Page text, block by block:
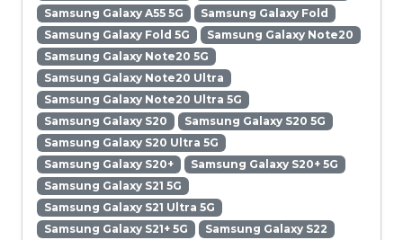
Samsung Galaxy A55 5G
Samsung Galaxy Fold
Samsung Galaxy Fold 5G
Samsung Galaxy Note20
Samsung Galaxy Note20 5G
Samsung Galaxy Note20 Ultra
Samsung Galaxy Note20 Ultra 5G
Samsung Galaxy S20
Samsung Galaxy S20 5G
Samsung Galaxy S20 Ultra 5G
Samsung Galaxy S20+
Samsung Galaxy S20+ 5G
Samsung Galaxy S21 5G
Samsung Galaxy S21 Ultra 5G
Samsung Galaxy S21+ 5G
Samsung Galaxy S22